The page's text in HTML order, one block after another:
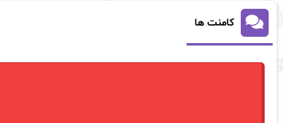
کامنت ها